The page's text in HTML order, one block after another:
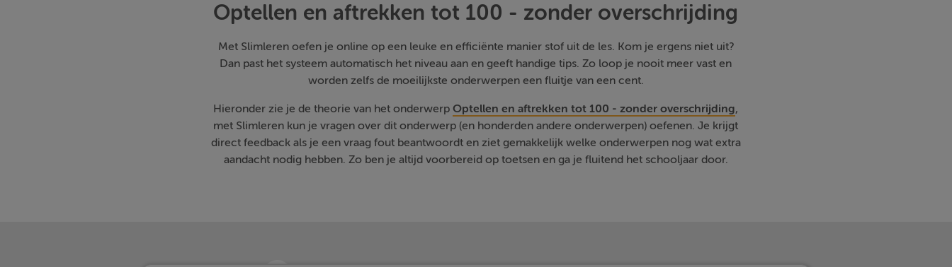
Optellen en aftrekken tot 100 - zonder overschrijding
Met Slimleren oefen je online op een leuke en efficiënte manier stof uit de les. Kom je ergens niet uit?
Dan past het systeem automatisch het niveau aan en geeft handige tips. Zo loop je nooit meer vast en
worden zelfs de moeilijkste onderwerpen een fluitje van een cent.
Hieronder zie je de theorie van het onderwerpOptellen en aftrekken tot 100 - zonder overschrijding,
met Slimleren kun je vragen over dit onderwerp (en honderden andere onderwerpen) oefenen. Je krijgt
direct feedback als je een vraag fout beantwoordt en ziet gemakkelijk welke onderwerpen nog wat extra
aandacht nodig hebben. Zo ben je altijd voorbereid op toetsen en ga je fluitend het schooljaar door.